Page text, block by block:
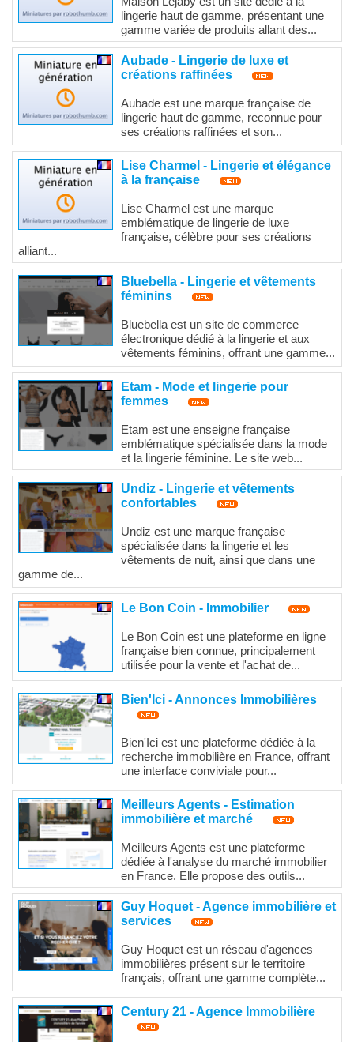
lingerie haut de gamme, présentant une
gamme variée de produits allant des...
Aubade - Lingerie de luxe et
créations raffinées
Aubade est une marque française de
lingerie haut de gamme, reconnue pour
ses créations raffinées et son...
Lise Charmel - Lingerie et élégance
à la française
Lise Charmel est une marque
emblématique de lingerie de luxe
française, célèbre pour ses créations
alliant...
Bluebella - Lingerie et vêtements
féminins
Bluebella est un site de commerce
électronique dédié à la lingerie et aux
vêtements féminins, offrant une gamme...
Etam - Mode et lingerie pour
femmes
Etam est une enseigne française
emblématique spécialisée dans la mode
et la lingerie féminine. Le site web...
Undiz - Lingerie et vêtements
confortables
Undiz est une marque française
spécialisée dans la lingerie et les
vêtements de nuit, ainsi que dans une
gamme de...
Le Bon Coin - Immobilier
Le Bon Coin est une plateforme en ligne
française bien connue, principalement
utilisée pour la vente et l'achat de...
Bien'Ici - Annonces Immobilières
Bien'Ici est une plateforme dédiée à la
recherche immobilière en France, offrant
une interface conviviale pour...
Meilleurs Agents - Estimation
immobilière et marché
Meilleurs Agents est une plateforme
dédiée à l'analyse du marché immobilier
en France. Elle propose des outils...
Guy Hoquet - Agence immobilière et
services
Guy Hoquet est un réseau d'agences
immobilières présent sur le territoire
français, offrant une gamme complète...
Century 21 - Agence Immobilière